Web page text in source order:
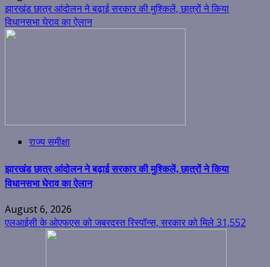
झारखंड छात्र आंदोलन ने बढ़ाई सरकार की मुश्किलें, छात्रों ने किया
विधानसभा घेराव का ऐलान
राज्य समीक्षा
झारखंड छात्र आंदोलन ने बढ़ाई सरकार की मुश्किलें, छात्रों ने किया
विधानसभा घेराव का ऐलान
August 6, 2026
एलआईसी के ओएफएस को जबरदस्त रिस्पॉन्स, सरकार को मिले 31,552